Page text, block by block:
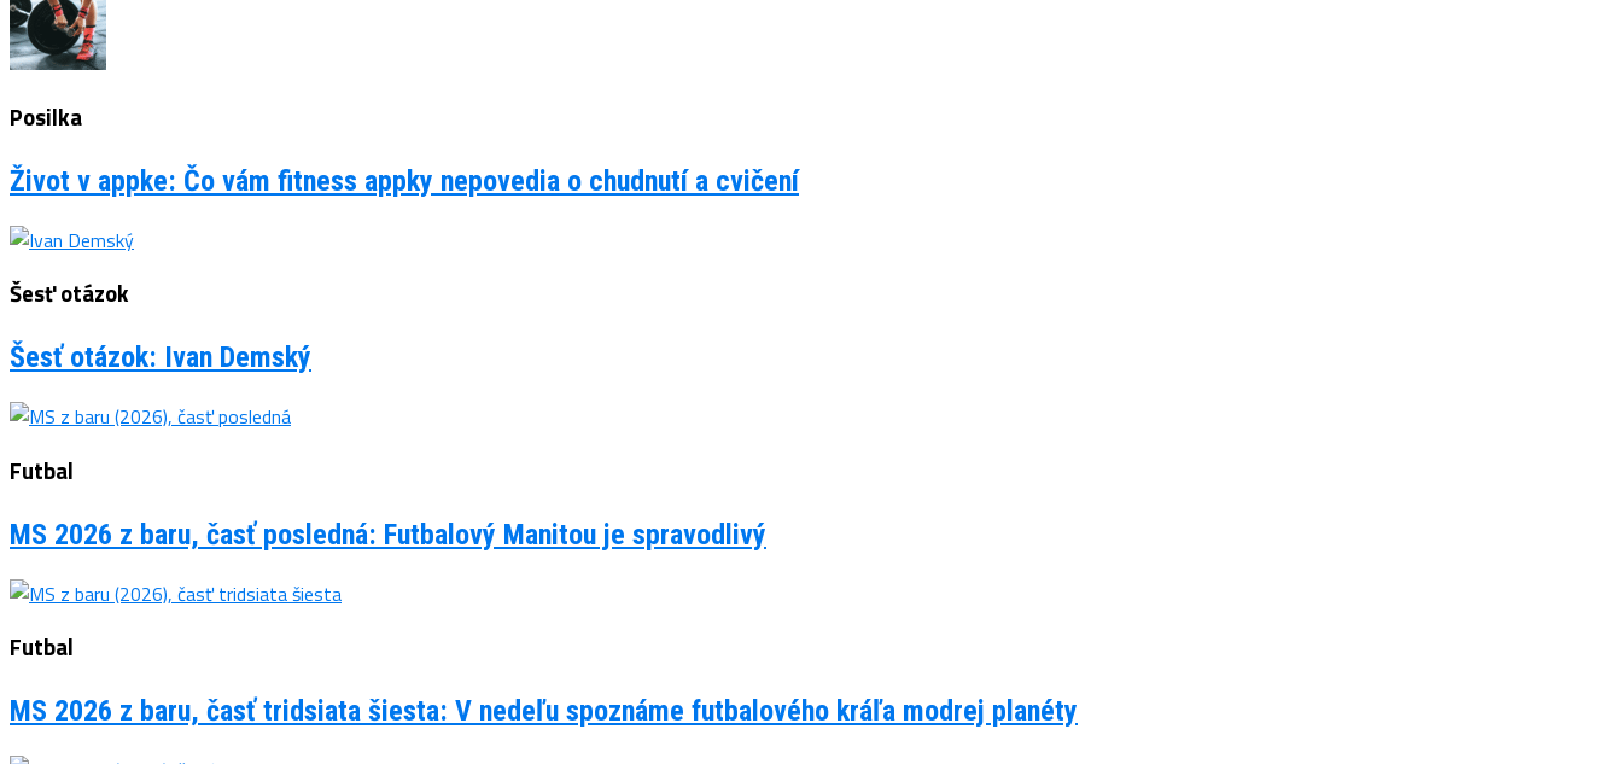
Posilka
Život v appke: Čo vám fitness appky nepovedia o chudnutí a cvičení
Šesť otázok
Šesť otázok: Ivan Demský
Futbal
MS 2026 z baru, časť posledná: Futbalový Manitou je spravodlivý
Futbal
MS 2026 z baru, časť tridsiata šiesta: V nedeľu spoznáme futbalového kráľa modrej planéty